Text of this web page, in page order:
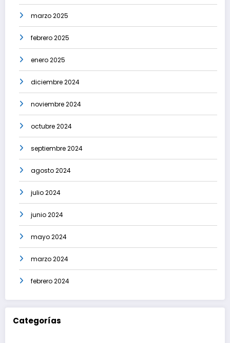
marzo 2025
febrero 2025
enero 2025
diciembre 2024
noviembre 2024
octubre 2024
septiembre 2024
agosto 2024
julio 2024
junio 2024
mayo 2024
marzo 2024
febrero 2024
Categorías